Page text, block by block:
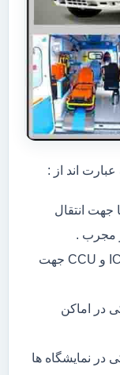
اند از :
جهت انتقال
مجرب .
اعزام آمبولانس های ICU ,NICU ,PICU و CCU جهت
در اماکن
در نمایشگاه ها